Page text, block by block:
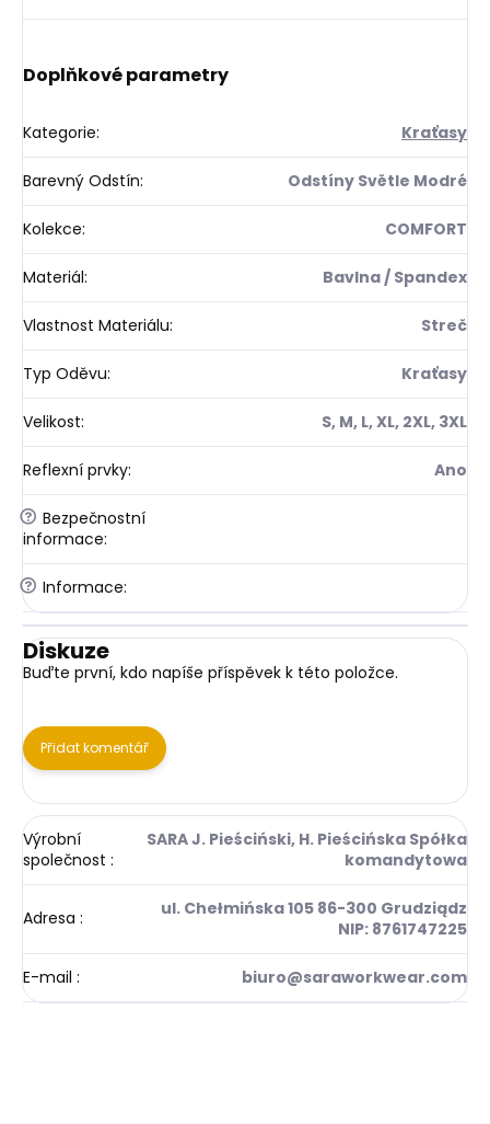
Doplňkové parametry
Kategorie: Kraťasy
Barevný Odstín: Odstíny Světle Modré
Kolekce: COMFORT
Materiál: Bavlna / Spandex
Vlastnost Materiálu: Streč
Typ Oděvu: Kraťasy
Velikost: S, M, L, XL, 2XL, 3XL
Reflexní prvky: Ano
? Bezpečnostní
informace:
? Informace:
Diskuze
Buďte první, kdo napíše příspěvek k této položce.
Přidat komentář
Výrobní
společnost :
SARA J. Pieściński, H. Pieścińska Spółka
komandytowa
Adresa :
ul. Chełmińska 105 86-300 Grudziądz
NIP: 8761747225
E-mail : biuro@saraworkwear.com